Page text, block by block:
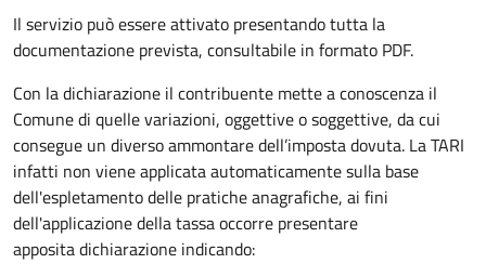
Il servizio può essere attivato presentando tutta la
documentazione prevista, consultabile in formato PDF.
Con la dichiarazione il contribuente mette a conoscenza il
Comune di quelle variazioni, oggettive o soggettive, da cui
consegue un diverso ammontare dell’imposta dovuta. La TARI
infatti non viene applicata automaticamente sulla base
dell'espletamento delle pratiche anagrafiche, ai fini
dell'applicazione della tassa occorre presentare
apposita dichiarazione indicando: